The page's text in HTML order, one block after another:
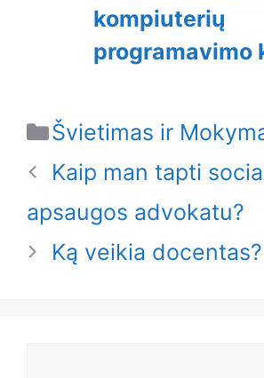
kompiuterių
programavimo
Categories
Švietimas ir
Kaip man tapti
apsaugos advokatu?
Ką veikia docentas?